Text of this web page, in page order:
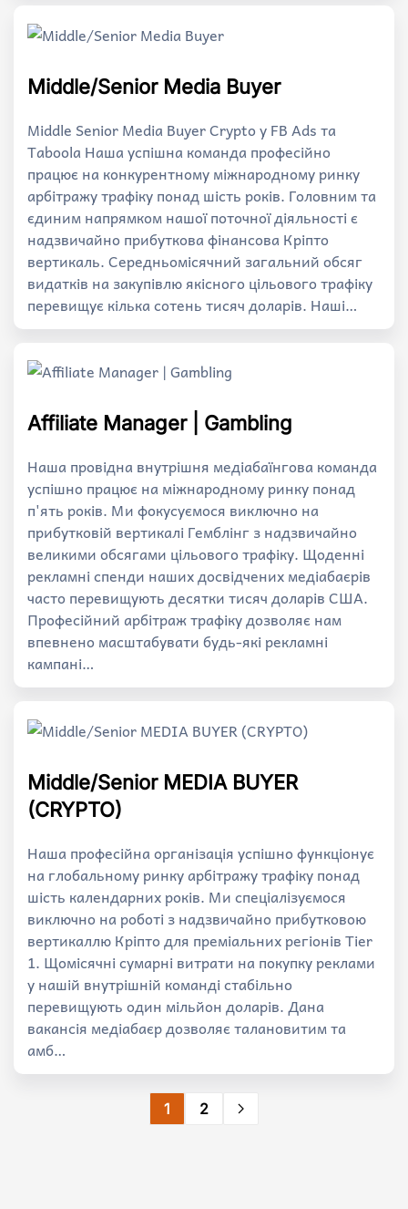
Middle/Senior Media Buyer
Middle Senior Media Buyer Crypto у FB Ads та
Taboola Наша успішна команда професійно
працює на конкурентному міжнародному ринку
арбітражу трафіку понад шість років. Головним та
єдиним напрямком нашої поточної діяльності є
надзвичайно прибуткова фінансова Кріпто
вертикаль. Середньомісячний загальний обсяг
видатків на закупівлю якісного цільового трафіку
перевищує кілька сотень тисяч доларів. Наші…
Affiliate Manager | Gambling
Наша провідна внутрішня медіабаїнгова команда
успішно працює на міжнародному ринку понад
п'ять років. Ми фокусуємося виключно на
прибутковій вертикалі Гемблінг з надзвичайно
великими обсягами цільового трафіку. Щоденні
рекламні спенди наших досвідчених медіабаєрів
часто перевищують десятки тисяч доларів США.
Професійний арбітраж трафіку дозволяє нам
впевнено масштабувати будь-які рекламні
кампані…
Middle/Senior MEDIA BUYER
(CRYPTO)
Наша професійна організація успішно функціонує
на глобальному ринку арбітражу трафіку понад
шість календарних років. Ми спеціалізуємося
виключно на роботі з надзвичайно прибутковою
вертикаллю Кріпто для преміальних регіонів Tier
1. Щомісячні сумарні витрати на покупку реклами
у нашій внутрішній команді стабільно
перевищують один мільйон доларів. Дана
вакансія медіабаєр дозволяє талановитим та
амб…
1 2